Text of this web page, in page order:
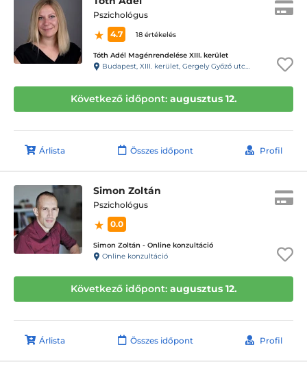
Pszichológus
4.7
18 értékelés
Tóth Adél Magénrendelése XIII. kerület
Budapest, XIII. kerület, Gergely Győző utca 13.
Következő időpont: augusztus 12.
Árlista Összes időpont Profil
Simon Zoltán
Pszichológus
0.0
Simon Zoltán - Online konzultáció
Online konzultáció
Következő időpont: augusztus 12.
Árlista Összes időpont Profil